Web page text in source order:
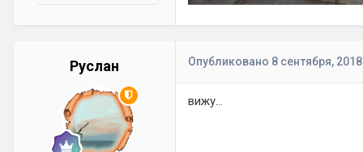
Руслан Опубликовано 8 сентября, 2018
вижу...